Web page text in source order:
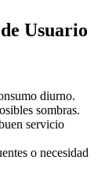
Usuario
diurno.
sombras.
servicio
o necesidad